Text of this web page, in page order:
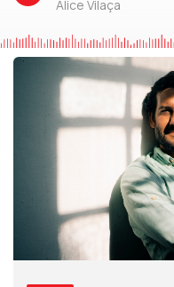
Alice Vilaça